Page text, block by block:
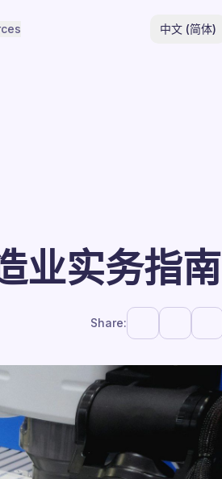
中文 (简体)
业实务指南
Share: